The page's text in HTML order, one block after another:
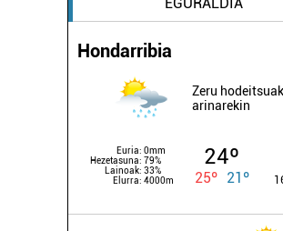
Hondarribia
Zeru
arinarekin
Euria: 0mm
Hezetasuna: 79%
Lainoak: 33%
Elurra: 4000m
24º
25º 21º